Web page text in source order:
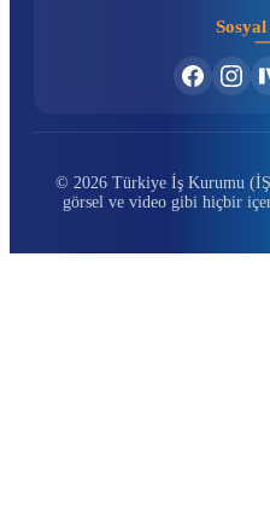
© 2026 Türkiye İş Kurumu
görsel ve video gibi hiçbir